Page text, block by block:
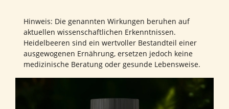
Hinweis: Die genannten Wirkungen beruhen auf
aktuellen wissenschaftlichen Erkenntnissen.
Heidelbeeren sind ein wertvoller Bestandteil einer
ausgewogenen Ernährung, ersetzen jedoch keine
medizinische Beratung oder gesunde Lebensweise.